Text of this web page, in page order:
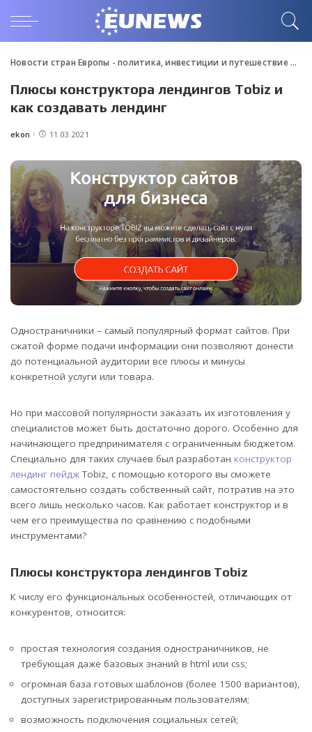
Новости стран Европы - политика, инвестиции и путешествие>
Плюсы конструктора лендингов Tobiz и
как создавать лендинг
Posted
ekon 11.03.2021
Одностраничники – самый популярный формат сайтов. При
сжатой форме подачи информации они позволяют донести
до потенциальной аудитории все плюсы и минусы
конкретной услуги или товара.
Но при массовой популярности заказать их изготовления у
специалистов может быть достаточно дорого. Особенно для
начинающего предпринимателя с ограниченным бюджетом.
Специально для таких случаев был разработан конструктор
лендинг пейджTobiz, с помощью которого вы сможете
самостоятельно создать собственный сайт, потратив на это
всего лишь несколько часов. Как работает конструктор и в
чем его преимущества по сравнению с подобными
инструментами?
Плюсы конструктора лендингов Tobiz
К числу его функциональных особенностей, отличающих от
конкурентов, относится:
простая технология создания одностраничников, не
требующая даже базовых знаний в html или css;
огромная база готовых шаблонов (более 1500 вариантов),
доступных зарегистрированным пользователям;
возможность подключения социальных сетей;